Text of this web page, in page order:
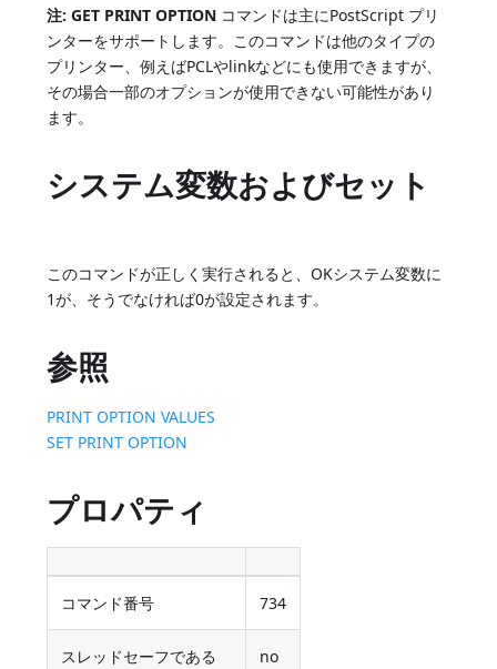
注: GET PRINT OPTION コマンドは主にPostScript プリ
ンターをサポートします。このコマンドは他のタイプの
プリンター、例えばPCLやlinkなどにも使用できますが、
その場合一部のオプションが使用できない可能性があり
ます。
システム変数およびセット
このコマンドが正しく実行されると、OKシステム変数に
1が、そうでなければ0が設定されます。
参照
PRINT OPTION VALUES
SET PRINT OPTION
プロパティ
コマンド番号 734
スレッドセーフである no